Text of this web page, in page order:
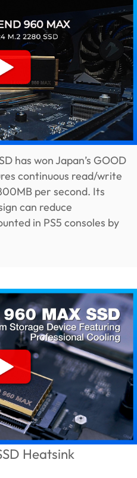
has won Japan’s GOOD
continuous read/write
per second. Its
can reduce
in PS5 consoles by
Heatsink